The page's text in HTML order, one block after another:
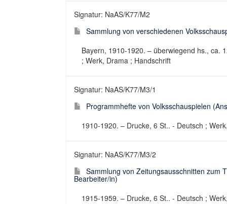
Signatur: NaAS/K77/M2
Sammlung von verschiedenen
Bayern, 1910-1920. – überwiegend hs., ca.
; Werk, Drama ; Handschrift
Signatur: NaAS/K77/M3/1
Programmhefte von Volksschauspielen
1910-1920. – Drucke, 6 St.. - Deutsch ;
Signatur: NaAS/K77/M3/2
Sammlung von Zeitungsausschnitten zum
Bearbeiter/in)
1915-1959. – Drucke, 6 St.. - Deutsch ;